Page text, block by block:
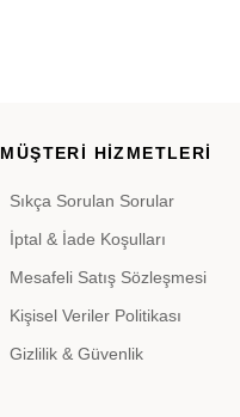
MÜŞTERİ HİZMETLERİ
Sıkça Sorulan Sorular
İptal & İade Koşulları
Mesafeli Satış Sözleşmesi
Kişisel Veriler Politikası
Gizlilik & Güvenlik